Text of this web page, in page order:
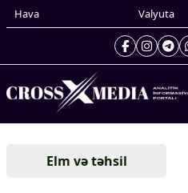
Hava Valyuta
GündəmElm və təhsil